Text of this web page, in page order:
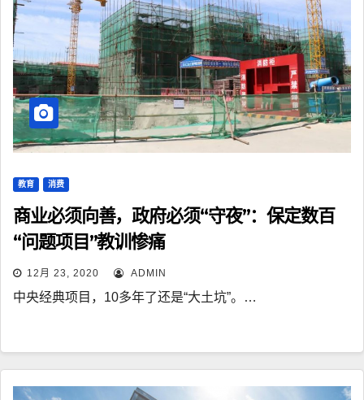
教育 消费
商业必须向善，政府必须“守夜”：保定数百
“问题项目”教训惨痛
12月 23, 2020 ADMIN
中央经典项目，10多年了还是“大土坑”。…